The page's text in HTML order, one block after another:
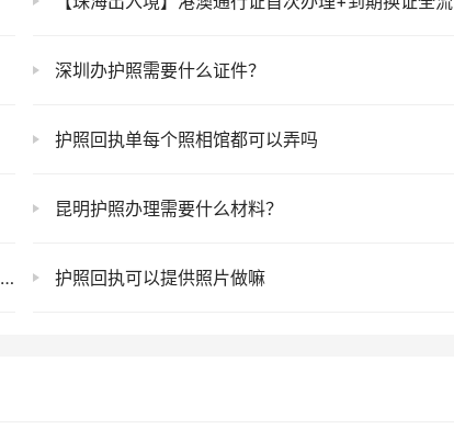
深圳办护照需要什么证件？
护照回执单每个照相馆都可以弄吗
昆明护照办理需要什么材料？
护照回执可以提供照片做嘛